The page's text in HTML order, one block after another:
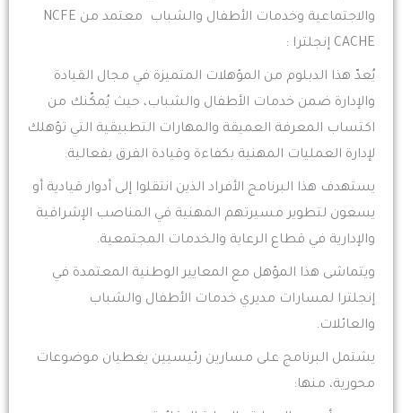
والاجتماعية وخدمات الأطفال والشباب معتمد من NCFE
CACHE إنجلترا :
يُعدّ هذا الدبلوم من المؤهلات المتميزة في مجال القيادة
والإدارة ضمن خدمات الأطفال والشباب، حيث يُمكّنك من
اكتساب المعرفة العميقة والمهارات التطبيقية التي تؤهلك
لإدارة العمليات المهنية بكفاءة وقيادة الفرق بفعالية.
يستهدف هذا البرنامج الأفراد الذين انتقلوا إلى أدوار قيادية أو
يسعون لتطوير مسيرتهم المهنية في المناصب الإشرافية
والإدارية في قطاع الرعاية والخدمات المجتمعية.
ويتماشى هذا المؤهل مع المعايير الوطنية المعتمدة في
إنجلترا لمسارات مديري خدمات الأطفال والشباب
والعائلات.
يشتمل البرنامج على مسارين رئيسيين يغطيان موضوعات
محورية، منها: